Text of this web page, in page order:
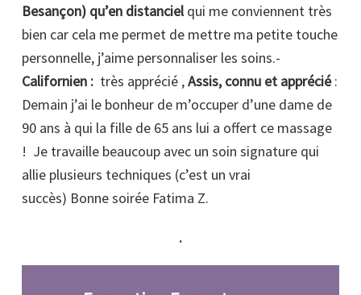
Besançon) qu’en distanciel qui me conviennent très
bien car cela me permet de mettre ma petite touche
personnelle, j’aime personnaliser les soins.-
Californien : très apprécié ,Assis, connu et apprécié:
Demain j’ai le bonheur de m’occuper d’une dame de
90 ans à qui la fille de 65 ans lui a offert ce massage
! Je travaille beaucoup avec un soin signature qui
allie plusieurs techniques (c’est un vrai
succès) Bonne soirée Fatima Z.
.